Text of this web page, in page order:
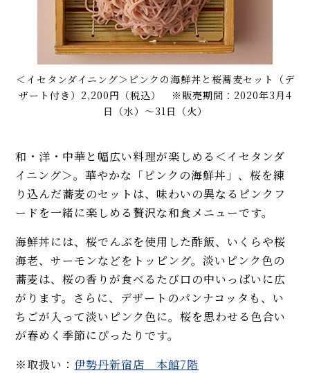
＜イセタンダイニング＞ピンクの海鮮丼と桜蕎麦セット（デ
ザート付き）2,200円（税込） ※販売期間：2020年3月4
日（水）〜31日（火）
和・洋・中華と幅広い料理が楽しめる＜イセタンダ
イニング＞。華やかな「ピンクの海鮮丼」、桜を練
り込んだ蕎麦のセットは、味わいの異なるピンクフ
ードを一緒に楽しめる贅沢な和食メニューです。
海鮮丼には、桜でんぶを使用した酢飯、いくらや桜
海老、サーモンなどをトッピング。淡いピンク色の
蕎麦は、桜の香りが食べるたび口の中いっぱいに広
がります。さらに、デザートのパンナコッタも、い
ちごが入って淡いピンク色に。桜を思わせる色合い
が春めく季節にぴったりです。
※取扱い： 伊勢丹新宿店 本館7階